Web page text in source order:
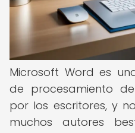
Microsoft Word es
de procesamiento
por los escritores, y
muchos autores